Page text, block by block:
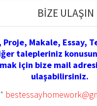
BIZE ULAŞIN
Proje, Makale, Essay,
talepleriniz
için bize mail
ulaşabilirsiniz.